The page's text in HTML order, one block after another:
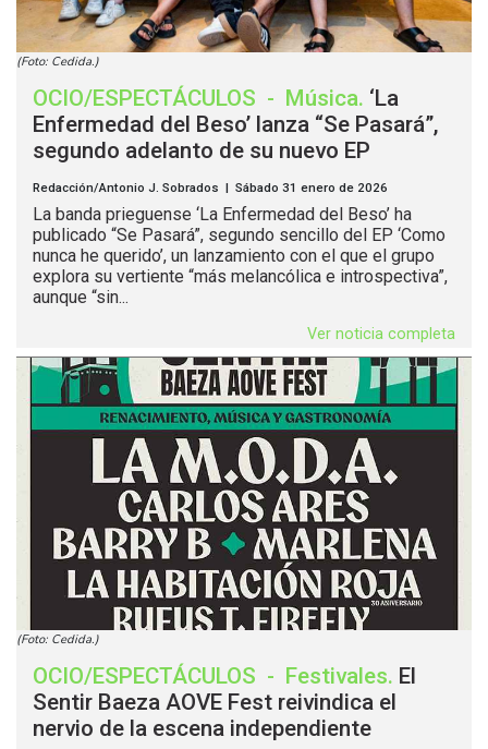
(Foto: Cedida.)
OCIO/ESPECTÁCULOS - Música. ‘La
Enfermedad del Beso’ lanza “Se Pasará”,
segundo adelanto de su nuevo EP
Redacción/Antonio J. Sobrados | Sábado 31 enero de 2026
La banda prieguense ‘La Enfermedad del Beso’ ha
publicado “Se Pasará”, segundo sencillo del EP ‘Como
nunca he querido’, un lanzamiento con el que el grupo
explora su vertiente “más melancólica e introspectiva”,
aunque “sin...
Ver noticia completa
(Foto: Cedida.)
OCIO/ESPECTÁCULOS - Festivales. El
Sentir Baeza AOVE Fest reivindica el
nervio de la escena independiente